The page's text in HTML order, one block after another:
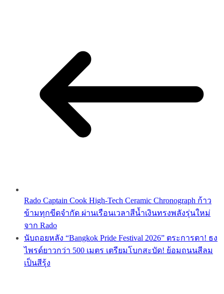
Rado Captain Cook High-Tech Ceramic Chronograph ก้าว
ข้ามทุกขีดจำกัด ผ่านเรือนเวลาสีน้ำเงินทรงพลังรุ่นใหม่
จาก Rado
นับถอยหลัง “Bangkok Pride Festival 2026” ตระการตา! ธง
ไพรด์ยาวกว่า 500 เมตร เตรียมโบกสะบัด! ย้อมถนนสีลม
เป็นสีรุ้ง